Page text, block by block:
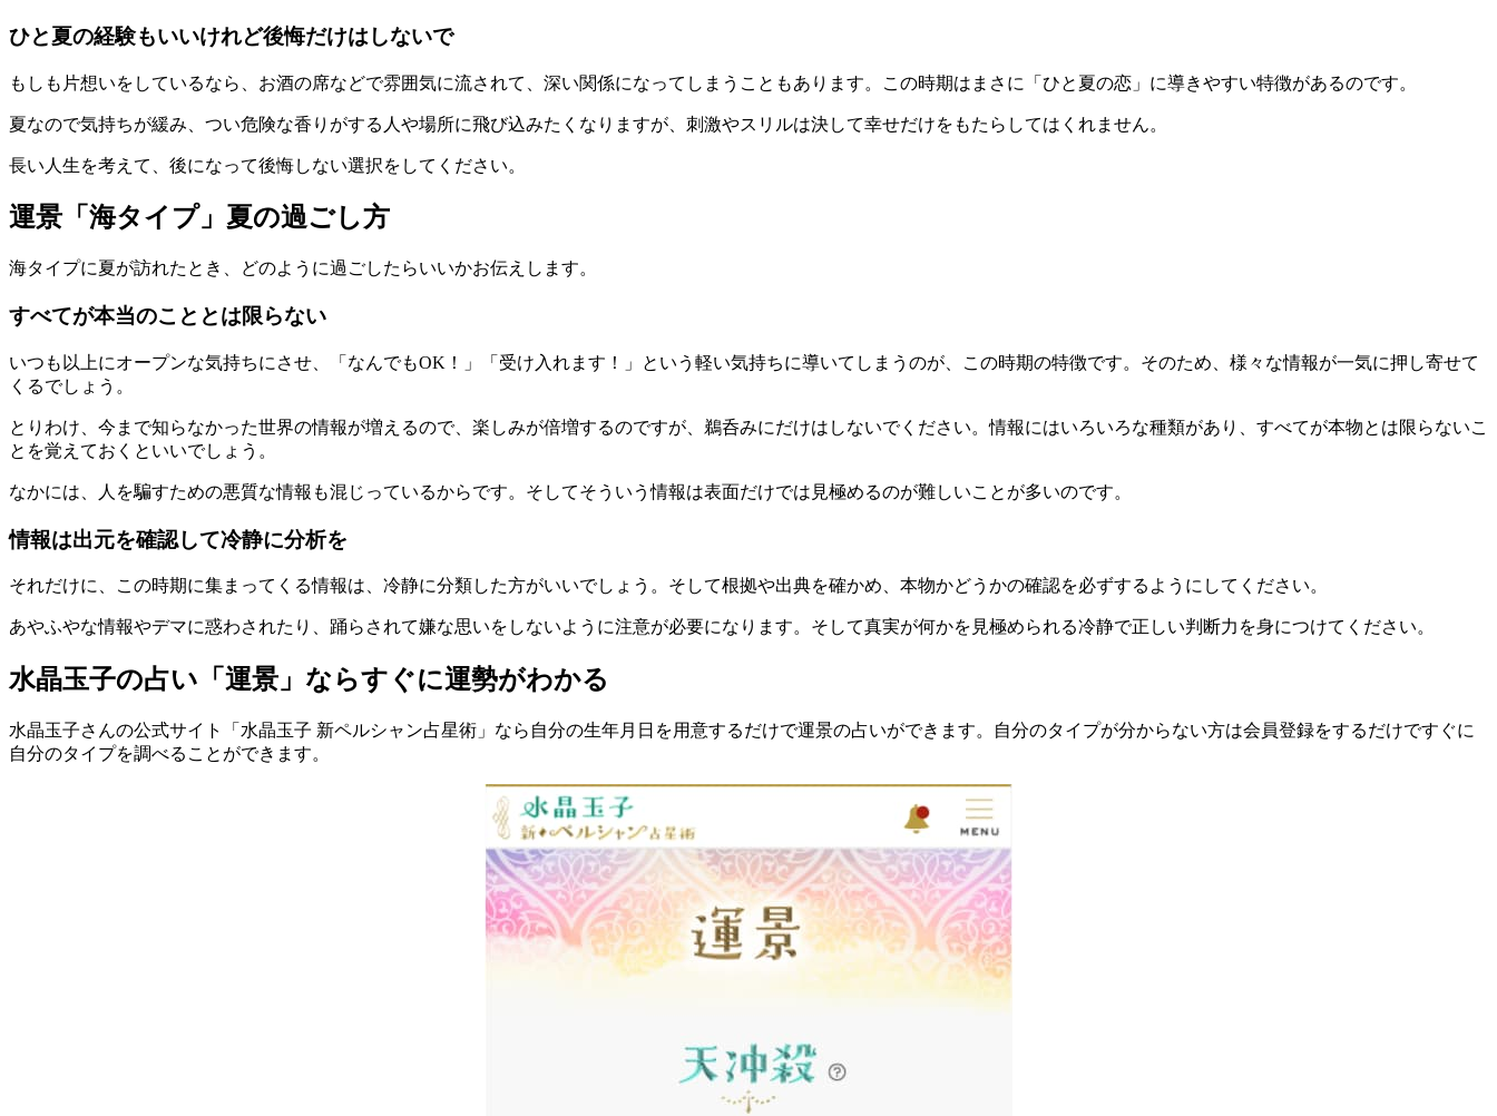
ひと夏の経験もいいけれど後悔だけはしないで
もしも片想いをしているなら、お酒の席などで雰囲気に流されて、深い関係になってしまうこともあります。この時期はまさに「ひと夏の恋」に導きやすい特徴があるのです。
夏なので気持ちが緩み、つい危険な香りがする人や場所に飛び込みたくなりますが、刺激やスリルは決して幸せだけをもたらしてはくれません。
長い人生を考えて、後になって後悔しない選択をしてください。
運景「海タイプ」夏の過ごし方
海タイプに夏が訪れたとき、どのように過ごしたらいいかお伝えします。
すべてが本当のこととは限らない
いつも以上にオープンな気持ちにさせ、「なんでもOK！」「受け入れます！」という軽い気持ちに導いてしまうのが、この時期の特徴です。そのため、様々な情報が一気に押し寄せて
くるでしょう。
とりわけ、今まで知らなかった世界の情報が増えるので、楽しみが倍増するのですが、鵜呑みにだけはしないでください。情報にはいろいろな種類があり、すべてが本物とは限らないこ
とを覚えておくといいでしょう。
なかには、人を騙すための悪質な情報も混じっているからです。そしてそういう情報は表面だけでは見極めるのが難しいことが多いのです。
情報は出元を確認して冷静に分析を
それだけに、この時期に集まってくる情報は、冷静に分類した方がいいでしょう。そして根拠や出典を確かめ、本物かどうかの確認を必ずするようにしてください。
あやふやな情報やデマに惑わされたり、踊らされて嫌な思いをしないように注意が必要になります。そして真実が何かを見極められる冷静で正しい判断力を身につけてください。
水晶玉子の占い「運景」ならすぐに運勢がわかる
水晶玉子さんの公式サイト「水晶玉子 新ペルシャン占星術」なら自分の生年月日を用意するだけで運景の占いができます。自分のタイプが分からない方は会員登録をするだけですぐに
自分のタイプを調べることができます。